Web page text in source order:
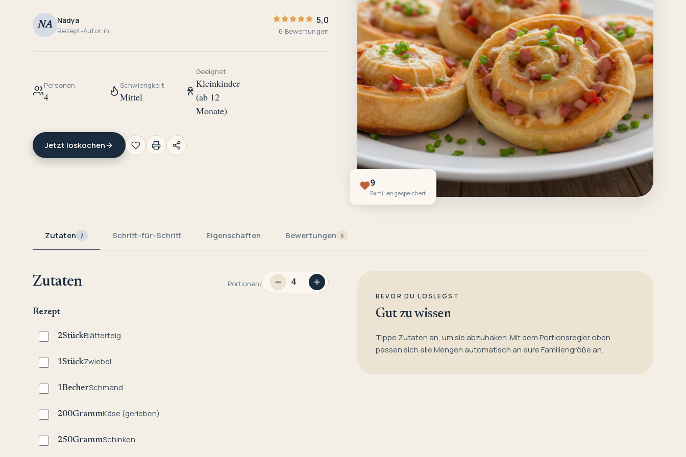
NA Nadya
Rezept-Autor:in
5,0
6 Bewertungen
Personen
4
Schwierigkeit
Mittel
Geeignet
Kleinkinder
(ab 12
Monate)
Jetzt loskochen
9
Familien gespeichert
Zutaten 7 Schritt-für-Schritt Eigenschaften Bewertungen 6
Zutaten Portionen:
Rezept
2StückBlätterteig
1StückZwiebel
1BecherSchmand
200GrammKäse (gerieben)
250GrammSchinken
BEVOR DU LOSLEGST
Gut zu wissen
Tippe Zutaten an, um sie abzuhaken. Mit dem Portionsregler oben
passen sich alle Mengen automatisch an eure Familiengröße an.